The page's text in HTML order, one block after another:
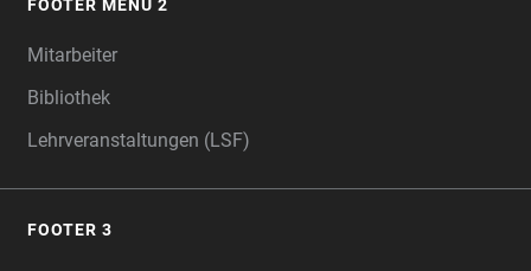
FOOTER MENU 2
Mitarbeiter
Bibliothek
Lehrveranstaltungen (LSF)
FOOTER 3